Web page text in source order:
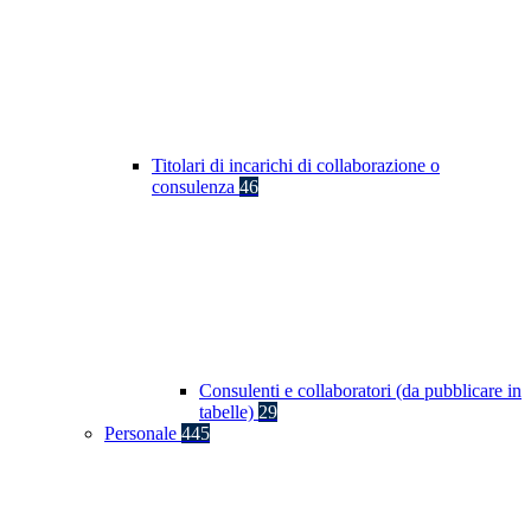
Titolari di incarichi di collaborazione o
consulenza 46
Consulenti e collaboratori (da pubblicare in
tabelle) 29
Personale 445